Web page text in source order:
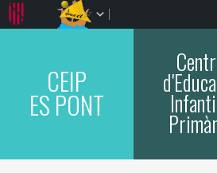
CEIP
ES PONT